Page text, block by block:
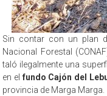
Sin contar con un plan
Nacional Forestal
taló ilegalmente una
en el fundo Cajón del
provincia de Marga Marga.